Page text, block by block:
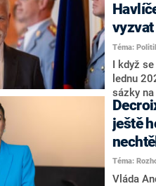
Martin
součástí
redakce
Zdeněk
nepřítel,
vyzvat
Téma:
I když
lednu
sázky
hlava
zmiňují
Andreje
o
ještě
Téma:
Vláda